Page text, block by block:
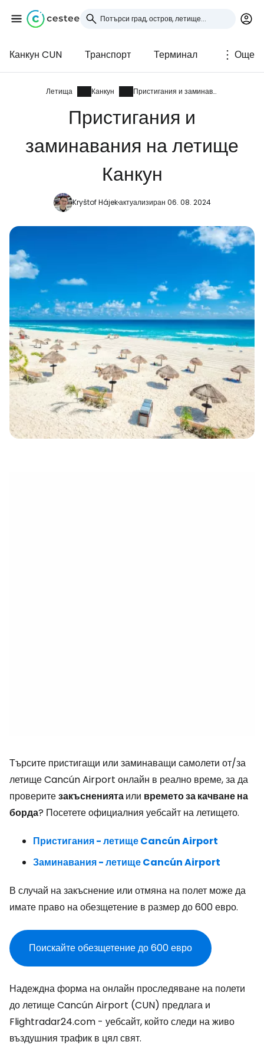
Канкун CUN Транспорт Терминал Още
Летища Канкун Пристигания и заминавания
Пристигания и
заминавания на летище
Канкун
Kryštof Hájekактуализиран 06. 08. 2024
Търсите пристигащи или заминаващи самолети от/за
летище Cancún Airport онлайн в реално време, за да
проверитезакъснениятаили времето за качване на
борда? Посетете официалния уебсайт на летището.
Пристигания - летище Cancún Airport
Заминавания - летище Cancún Airport
В случай на закъснение или отмяна на полет може да
имате право на обезщетение в размер до 600 евро.
Поискайте обезщетение до 600 евро
Надеждна форма на онлайн проследяване на полети
до летище Cancún Airport (CUN) предлага и
Flightradar24.com - уебсайт, който следи на живо
въздушния трафик в цял свят.
Влезте в Cestee
... световната общност на туристите
Продължете с Facebook
Продължете с имейл